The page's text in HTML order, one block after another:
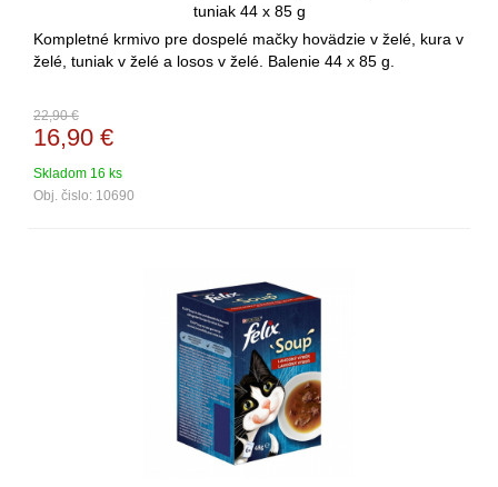
tuniak 44 x 85 g
Kompletné krmivo pre dospelé mačky hovädzie v želé, kura v
želé, tuniak v želé a losos v želé. Balenie 44 x 85 g.
22,90 €
16,90 €
Skladom 16 ks
Obj. čislo: 10690